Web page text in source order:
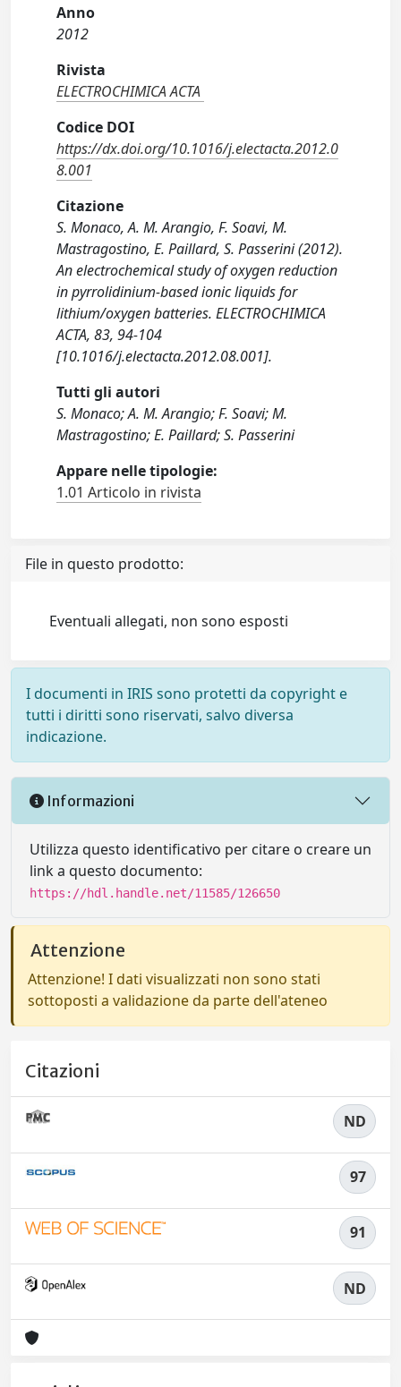
Anno
2012
Rivista
ELECTROCHIMICA ACTA
Codice DOI
https://dx.doi.org/10.1016/j.electacta.2012.0
8.001
Citazione
S. Monaco, A. M. Arangio, F. Soavi, M.
Mastragostino, E. Paillard, S. Passerini (2012).
An electrochemical study of oxygen reduction
in pyrrolidinium-based ionic liquids for
lithium/oxygen batteries. ELECTROCHIMICA
ACTA, 83, 94-104
[10.1016/j.electacta.2012.08.001].
Tutti gli autori
S. Monaco; A. M. Arangio; F. Soavi; M.
Mastragostino; E. Paillard; S. Passerini
Appare nelle tipologie:
1.01 Articolo in rivista
File in questo prodotto:
Eventuali allegati, non sono esposti
I documenti in IRIS sono protetti da copyright e
tutti i diritti sono riservati, salvo diversa
indicazione.
Informazioni
Utilizza questo identificativo per citare o creare un
link a questo documento:
https://hdl.handle.net/11585/126650
Attenzione
Attenzione! I dati visualizzati non sono stati
sottoposti a validazione da parte dell'ateneo
Citazioni
ND
97
91
ND